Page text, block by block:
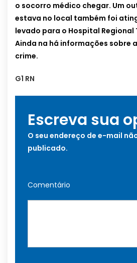
o socorro médico chegar. Um
estava no local também foi
levado para o Hospital Regional
Ainda na há informações sobre
crime.
G1 RN
Escreva sua
O seu endereço de e-mail
publicado.
Comentário